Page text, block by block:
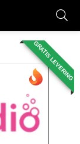
GRATIS LEVERING